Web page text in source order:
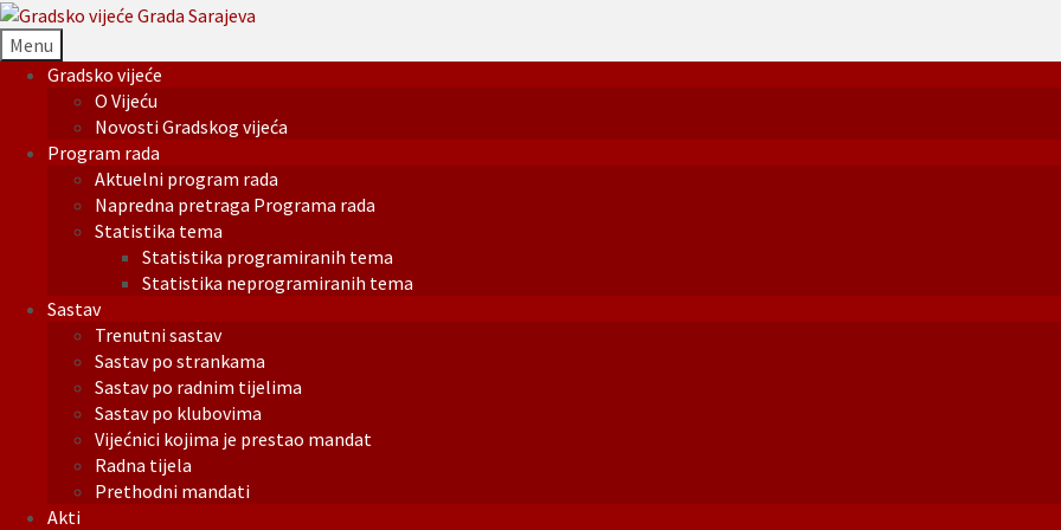
Menu
Gradsko vijeće
O Vijeću
Novosti Gradskog vijeća
Program rada
Aktuelni program rada
Napredna pretraga Programa rada
Statistika tema
Statistika programiranih tema
Statistika neprogramiranih tema
Sastav
Trenutni sastav
Sastav po strankama
Sastav po radnim tijelima
Sastav po klubovima
Vijećnici kojima je prestao mandat
Radna tijela
Prethodni mandati
Akti